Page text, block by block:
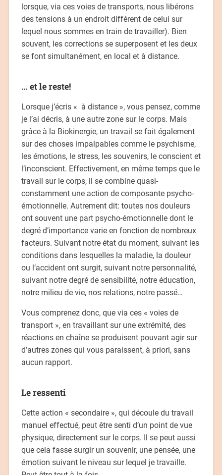
lorsque, via ces voies de transports, nous libérons
des tensions à un endroit différent de celui sur
lequel nous sommes en train de travailler). Bien
souvent, les corrections se superposent et les deux
se font simultanément, en local et à distance.
… et le reste!
Lorsque j’écris « à distance », vous pensez, comme
je l’ai décris, à une autre zone sur le corps. Mais
grâce à la Biokinergie, un travail se fait également
sur des choses impalpables comme le psychisme,
les émotions, le stress, les souvenirs, le conscient et
l’inconscient. Effectivement, en même temps que le
travail sur le corps, il se combine quasi-
constamment une action de composante psycho-
émotionnelle. Autrement dit: toutes nos douleurs
ont souvent une part psycho-émotionnelle dont le
degré d’importance varie en fonction de nombreux
facteurs. Suivant notre état du moment, suivant les
conditions dans lesquelles la maladie, la douleur
ou l’accident ont surgit, suivant notre personnalité,
suivant notre degré de sensibilité, notre éducation,
notre milieu de vie, nos relations, notre passé…
Vous comprenez donc, que via ces « voies de
transport », en travaillant sur une extrémité, des
réactions en chaîne se produisent pouvant agir sur
d’autres zones qui vous paraissent, à priori, sans
aucun rapport.
Le ressenti
Cette action « secondaire », qui découle du travail
manuel effectué, peut être senti d’un point de vue
physique, directement sur le corps. Il se peut aussi
que cela fasse surgir un souvenir, une pensée, une
émotion suivant le niveau sur lequel je travaille.